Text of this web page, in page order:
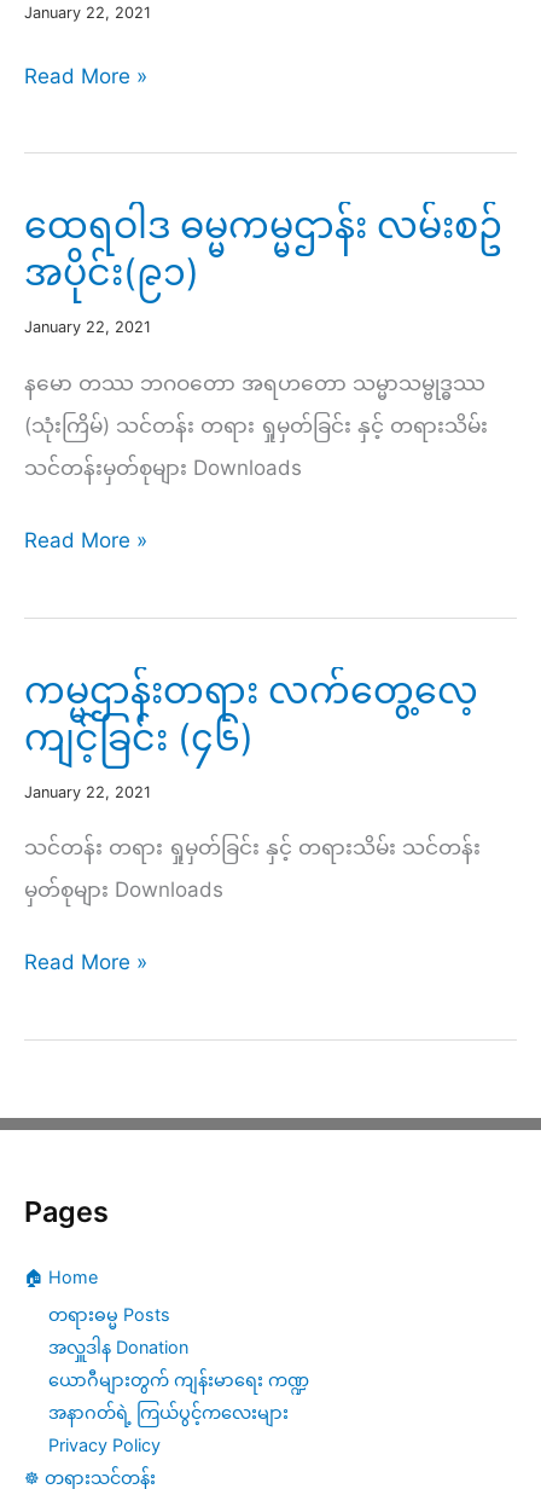
ညို
January 22, 2021
အရုဏ်တက်
ဇယား
Dawn
Hour
Read More »
ထေရဝါဒ ဓမ္မကမ္မဌာန်း လမ်းစဥ်
အပိုင်း(၉၁)
January 22, 2021
နမော တဿ ဘဂဝတော အရဟတော သမ္မာသမ္ဗုဒ္ဓဿ
(သုံးကြိမ်) သင်တန်း တရား ရှုမှတ်ခြင်း နှင့် တရားသိမ်း
သင်တန်းမှတ်စုများ Downloads
ထေ
ဝါဒ
ကမ္မဌာန်း
လမ်း
စဥ်
အပိုင်း(၉၁)
Read More »
ကမ္မဌာန်းတရား လက်တွေ့လေ့
ကျင့်ခြင်း (၄၆)
January 22, 2021
သင်တန်း တရား ရှုမှတ်ခြင်း နှင့် တရားသိမ်း သင်တန်း
မှတ်စုများ Downloads
ကမ္မဌာန်း
လက်တွေ့
ကျ
ခြင်း
Read More »
Pages
🏠 Home
တရားဓမ္မ Posts
အလှူဒါန Donation
ယောဂီများတွက် ကျန်းမာရေး ကဏ္ဍ
အနာဂတ်ရဲ့ ကြယ်ပွင့်ကလေးများ
Privacy Policy
☸️ တရားသင်တန်း